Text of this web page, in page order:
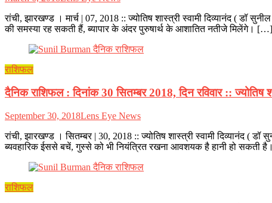
रांची, झारखण्ड । मार्च | 07, 2018 :: ज्योतिष शास्त्री स्वामी दिव्यानंद ( डॉ
की समस्या रह सकती हैं, ब्यापार के अंदर पुरुषार्थ के आशातित नतीजे मिलेंगे। […]
राशिफल
दैनिक राशिफल : दिनांक 30 सितम्बर 2018, दिन रविवार :: ज्योतिष
September 30, 2018Lens Eye News
रांची, झारखण्ड । सितम्बर | 30, 2018 :: ज्योतिष शास्त्री स्वामी दिव्यानंद (
ब्यवहारिक ईससे बचें, गुस्से को भी नियंत्रित रखना आवशयक है हानी हो सकती
राशिफल